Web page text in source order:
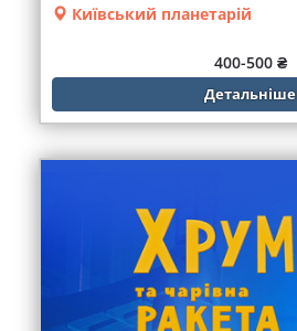
Київський планетарій
400-500 ₴
Детальніше